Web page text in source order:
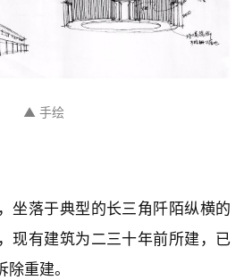
▲ 手绘
坐落于典型的长三角阡陌纵横的
现有建筑为二三十年前所建，已
重建。